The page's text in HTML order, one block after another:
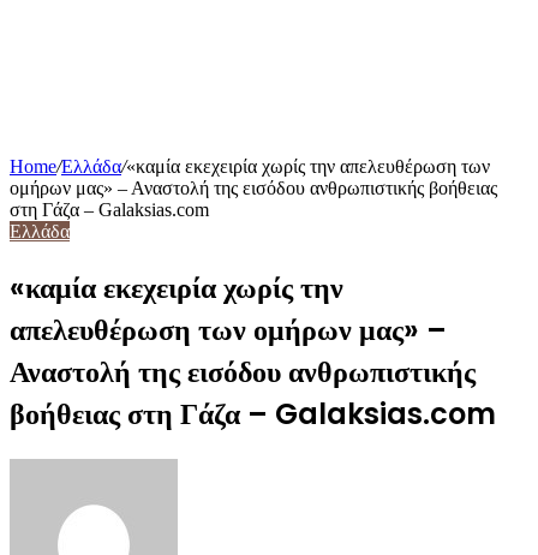
Home/Ελλάδα/«καμία εκεχειρία χωρίς την απελευθέρωση των
ομήρων μας» – Αναστολή της εισόδου ανθρωπιστικής βοήθειας
στη Γάζα – Galaksias.com
Ελλάδα
«καμία εκεχειρία χωρίς την
απελευθέρωση των ομήρων μας» –
Αναστολή της εισόδου ανθρωπιστικής
βοήθειας στη Γάζα – Galaksias.com